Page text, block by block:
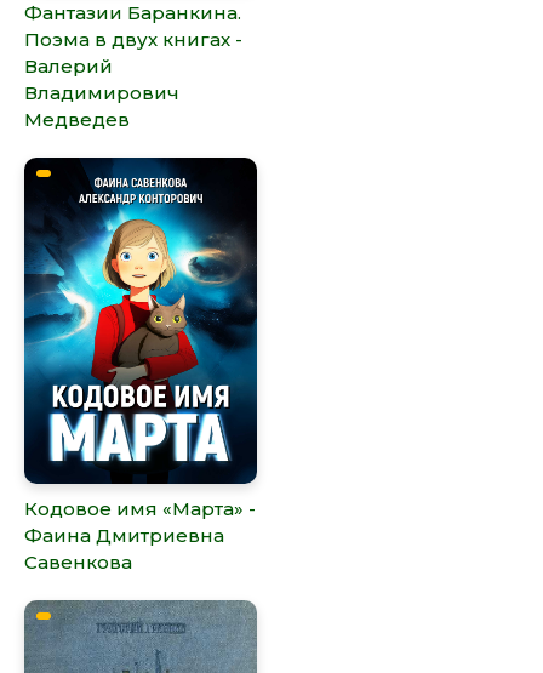
Фантазии Баранкина.
Поэма в двух книгах -
Валерий
Владимирович
Медведев
Кодовое имя «Марта» -
Фаина Дмитриевна
Савенкова